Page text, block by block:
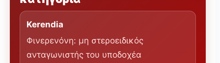
Kerendia
Φινερενόνη: μη στεροειδικός
ανταγωνιστής του υποδοχέα